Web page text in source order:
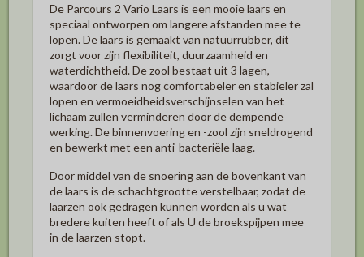
De Parcours 2 Vario Laars is een mooie laars en
speciaal ontworpen om langere afstanden mee te
lopen. De laars is gemaakt van natuurrubber, dit
zorgt voor zijn flexibiliteit, duurzaamheid en
waterdichtheid. De zool bestaat uit 3 lagen,
waardoor de laars nog comfortabeler en stabieler zal
lopen en vermoeidheidsverschijnselen van het
lichaam zullen verminderen door de dempende
werking. De binnenvoering en -zool zijn sneldrogend
en bewerkt met een anti-bacteriële laag.
Door middel van de snoering aan de bovenkant van
de laars is de schachtgrootte verstelbaar, zodat de
laarzen ook gedragen kunnen worden als u wat
bredere kuiten heeft of als U de broekspijpen mee
in de laarzen stopt.